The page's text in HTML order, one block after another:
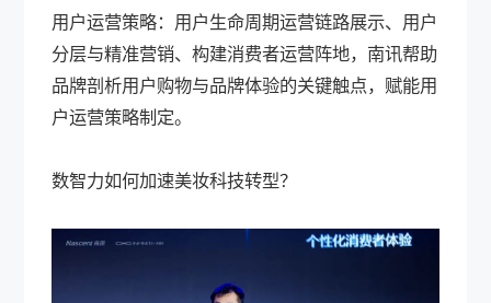
用户运营策略：用户生命周期运营链路展示、用户
分层与精准营销、构建消费者运营阵地，南讯帮助
品牌剖析用户购物与品牌体验的关键触点，赋能用
户运营策略制定。
数智力如何加速美妆科技转型？